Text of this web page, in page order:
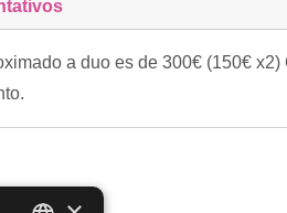
a duo es de 300€ (150€